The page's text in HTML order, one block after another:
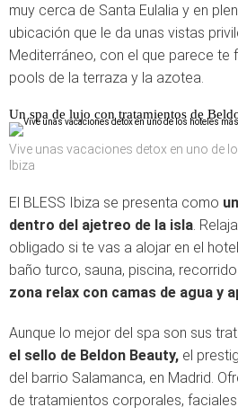
muy cerca de Santa Eulalia y en
ubicación que le da unas vistas
Mediterráneo, con el que parece te
pools de la terraza y la azotea.
Un spa de lujo con tratamientos de
Vive unas vacaciones detox en uno de
Ibiza
El BLESS Ibiza se presenta como
dentro del ajetreo de la isla.
obligado si te vas a alojar en el
baño turco, sauna, piscina,
zona relax con camas de agua y
Aunque lo mejor del spa son sus
el sello de Beldon Beauty, el
del barrio Salamanca, en Madrid.
de tratamientos corporales,